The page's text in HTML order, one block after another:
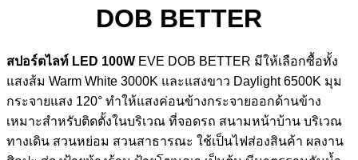
DOB BETTER
สปอร์ตไลท์ LED 100W EVE DOB BETTER มีให้เลือกซื้อทั้ง
แสงส้ม Warm White 3000K และแสงขาว Daylight 6500K มุม
กระจายแสง 120° ทำให้แสงค่อนข้างกระจายออกด้านข้าง
เหมาะสำหรับติดตั้งในบริเวณ ที่จอดรถ สนามหน้าบ้าน บริเวณ
ทางเดิน สวนหย่อม สวนสาธารณะ ใช้เป็นไฟส่องสินค้า ผลงาน